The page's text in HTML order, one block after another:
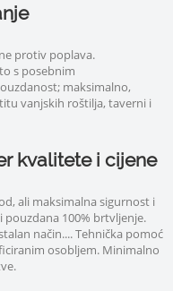
protiv poplava.
s posebnim
maksimalno,
vanjskih roštilja, taverni i
kvalitete i cijene
ali maksimalna sigurnost i
100% brtvljenje.
način.... Tehnička pomoć
osobljem. Minimalno